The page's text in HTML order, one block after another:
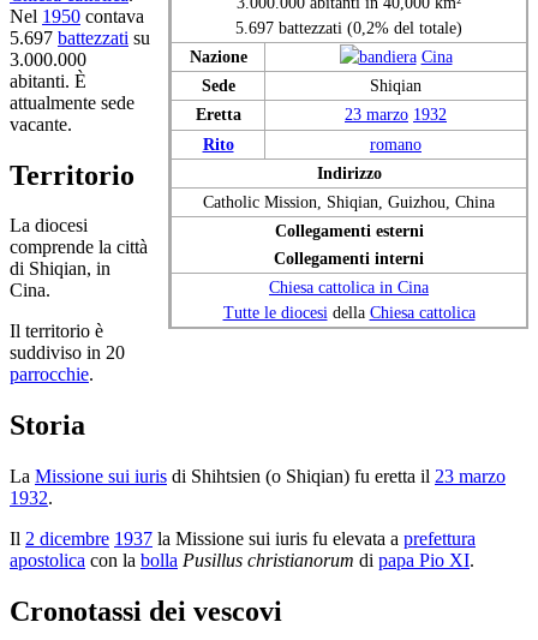
5.697 battezzati (0,2% del totale)
Nazione
Cina
Sede
Shiqian
Eretta
23 marzo 1932
Rito
romano
Indirizzo
Catholic Mission, Shiqian, Guizhou, China
Collegamenti esterni
Collegamenti interni
Chiesa cattolica in Cina
Tutte le diocesi della Chiesa cattolica
Nel 1950 contava
5.697 battezzati su
3.000.000
abitanti. È
attualmente sede
vacante.
Territorio
La diocesi
comprende la città
di Shiqian, in
Cina.
Il territorio è
suddiviso in 20
parrocchie.
Storia
La Missione sui iuris di Shihtsien (o Shiqian) fu eretta il 23 marzo
1932.
Il 2 dicembre 1937 la Missione sui iuris fu elevata a prefettura
apostolica con la bolla Pusillus christianorum di papa Pio XI.
Cronotassi dei vescovi